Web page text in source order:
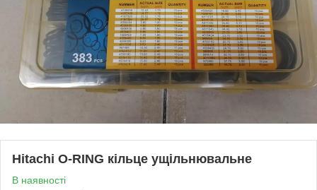
Hitachi O-RING кільце ущільнювальне
В наявності